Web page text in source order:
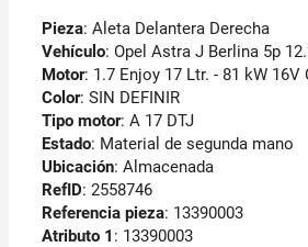
Pieza: Aleta Delantera Derecha
Vehículo: Opel Astra J Berlina 5p
Motor: 1.7 Enjoy 17 Ltr. - 81 kW 16V
Color: SIN DEFINIR
Tipo motor: A 17 DTJ
Estado: Material de segunda mano
Ubicación: Almacenada
RefID: 2558746
Referencia pieza: 13390003
Atributo 1 : 13390003